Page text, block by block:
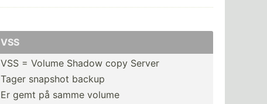
VSS
VSS = Volume Shadow copy Server
Tager snapshot backup
Er gemt på samme volume